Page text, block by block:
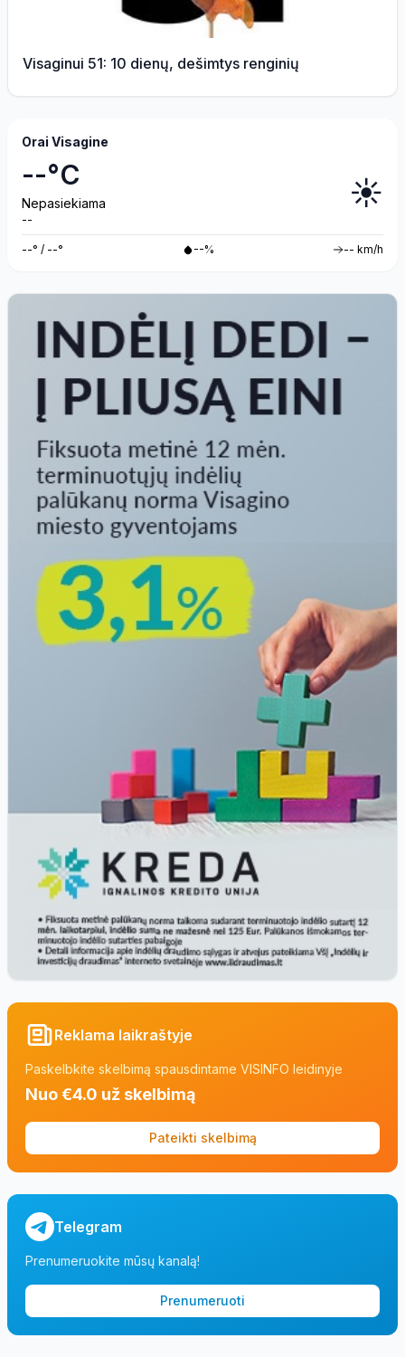
Visaginui 51: 10 dienų, dešimtys renginių
Orai Visagine
--°C
Nepasiekiama
--
☀️
--° / --° --% -- km/h
Reklama laikraštyje
Paskelbkite skelbimą spausdintame VISINFO leidinyje
Nuo €4.0 už skelbimą
Pateikti skelbimą
Telegram
Prenumeruokite mūsų kanalą!
Prenumeruoti